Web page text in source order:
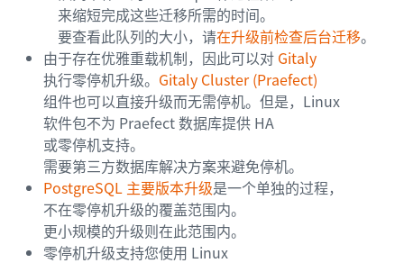
来缩短完成这些迁移所需的时间。
要查看此队列的大小，请在升级前检查后台迁移。
由于存在优雅重载机制，因此可以对 Gitaly
执行零停机升级。 Gitaly Cluster (Praefect)
组件也可以直接升级而无需停机。但是，Linux
软件包不为 Praefect 数据库提供 HA
或零停机支持。
需要第三方数据库解决方案来避免停机。
PostgreSQL 主要版本升级是一个单独的过程，
不在零停机升级的覆盖范围内。
更小规模的升级则在此范围内。
零停机升级支持您使用 Linux